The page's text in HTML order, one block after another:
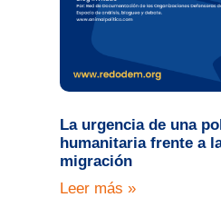
La urgencia de una
humanitaria frente a
migración
Leer más »